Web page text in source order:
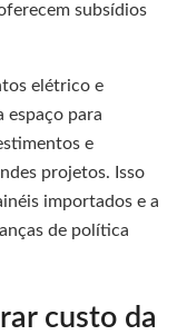
subsídios
elétrico e
espaço para
e
projetos. Isso
importados e a
de política
custo da